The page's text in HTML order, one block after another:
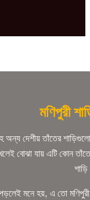
মণিপুরী
অন্য দেশীয় তাঁতের
বোঝা যায় এটি কোন
মনে হয়, এ তো